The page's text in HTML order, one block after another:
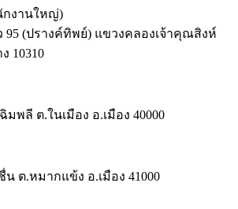
กงานใหญ่)
95 (ปรางค์ทิพย์) แขวงคลองเจ้าคุณสิงห์
10310
มพลี ต.ในเมือง อ.เมือง 40000
น ต.หมากแข้ง อ.เมือง 41000